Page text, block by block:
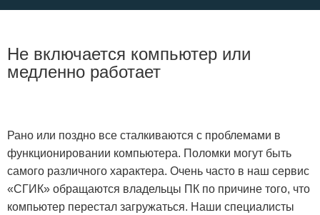
Не включается компьютер или
медленно работает
Рано или поздно все сталкиваются с проблемами в
функционировании компьютера. Поломки могут быть
самого различного характера. Очень часто в наш сервис
«СГИК» обращаются владельцы ПК по причине того, что
компьютер перестал загружаться. Наши специалисты